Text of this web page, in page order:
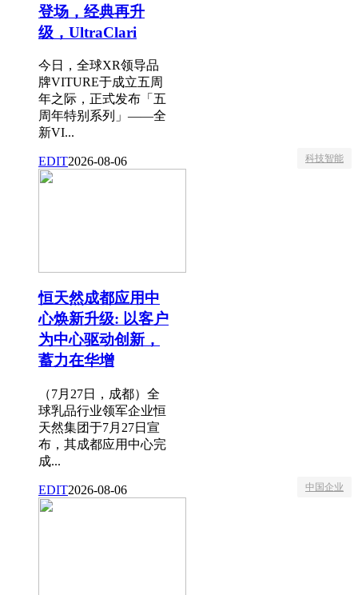
登场，经典再升
级，UltraClari
今日，全球XR领导品
牌VITURE于成立五周
年之际，正式发布「五
周年特别系列」——全
新VI...
EDIT2026-08-06 科技智能
恒天然成都应用中
心焕新升级: 以客户
为中心驱动创新，
蓄力在华增
（7月27日，成都）全
球乳品行业领军企业恒
天然集团于7月27日宣
布，其成都应用中心完
成...
EDIT2026-08-06 中国企业